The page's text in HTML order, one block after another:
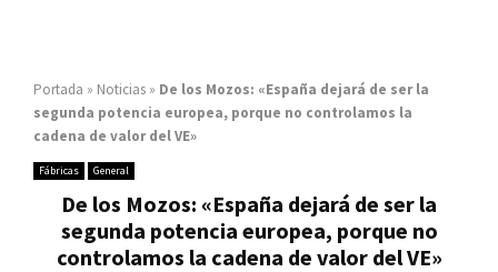
Portada » Noticias » De los Mozos: «España dejará de ser la
segunda potencia europea, porque no controlamos la
cadena de valor del VE»
Fábricas General
De los Mozos: «España dejará de ser la
segunda potencia europea, porque no
controlamos la cadena de valor del VE»